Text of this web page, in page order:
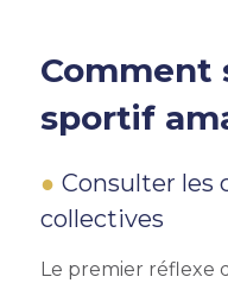
Comment
sportif
Consulter les
collectives
Le premier réflexe